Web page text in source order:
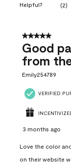
Helpful? (2)
5 out of 5
Good
from
Emily254789
VERIFIED
3 months ago
Love the color
on their website